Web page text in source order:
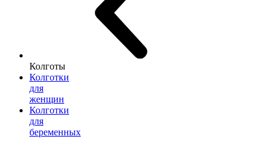
Колготы
Колготки
для
женщин
Колготки
для
беременных